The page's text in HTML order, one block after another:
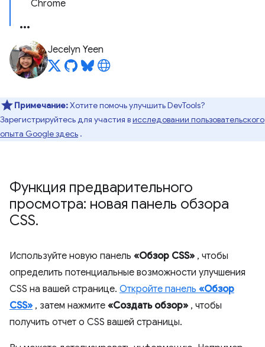
Chrome
Jecelyn Yeen
Примечание:Хотите помочь улучшить DevTools?
Зарегистрируйтесь для участия висследовании пользовательского
опыта Google здесь .
Функция предварительного
просмотра: новая панель обзора
CSS.
Используйте новую панель «Обзор CSS» , чтобы
определить потенциальные возможности улучшения
CSS на вашей странице. Откройте панель «Обзор
CSS» , затем нажмите «Создать обзор» , чтобы
получить отчет о CSS вашей страницы.